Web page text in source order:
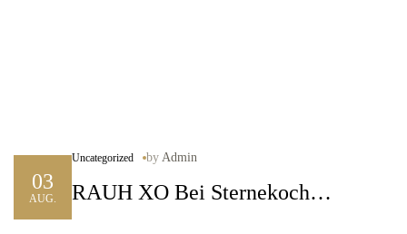
03
AUG.
Uncategorized by Admin
RAUH XO Bei Sternekoch